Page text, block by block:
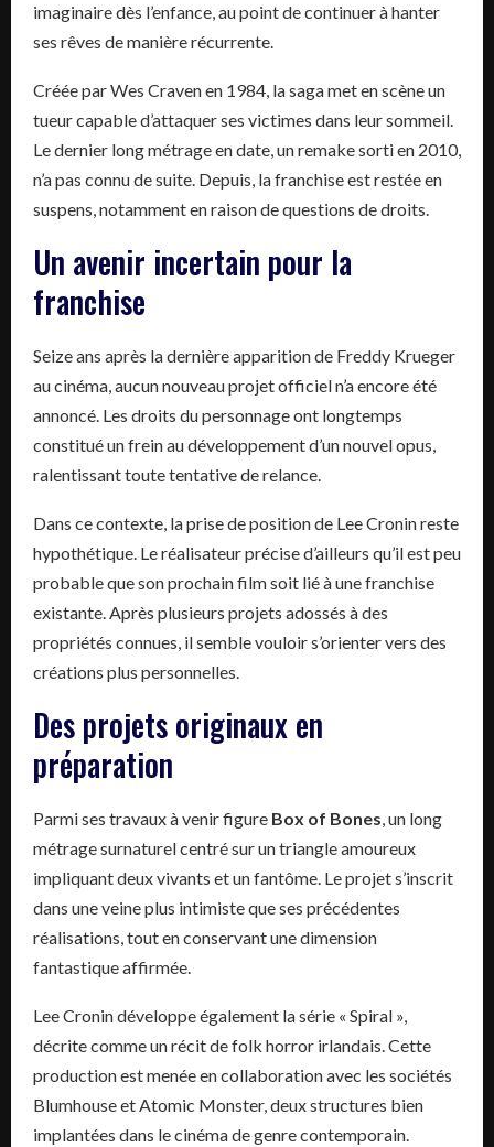
imaginaire dès l’enfance, au point de continuer à hanter
ses rêves de manière récurrente.
Créée par Wes Craven en 1984, la saga met en scène un
tueur capable d’attaquer ses victimes dans leur sommeil.
Le dernier long métrage en date, un remake sorti en 2010,
n’a pas connu de suite. Depuis, la franchise est restée en
suspens, notamment en raison de questions de droits.
Un avenir incertain pour la
franchise
Seize ans après la dernière apparition de Freddy Krueger
au cinéma, aucun nouveau projet officiel n’a encore été
annoncé. Les droits du personnage ont longtemps
constitué un frein au développement d’un nouvel opus,
ralentissant toute tentative de relance.
Dans ce contexte, la prise de position de Lee Cronin reste
hypothétique. Le réalisateur précise d’ailleurs qu’il est peu
probable que son prochain film soit lié à une franchise
existante. Après plusieurs projets adossés à des
propriétés connues, il semble vouloir s’orienter vers des
créations plus personnelles.
Des projets originaux en
préparation
Parmi ses travaux à venir figure Box of Bones, un long
métrage surnaturel centré sur un triangle amoureux
impliquant deux vivants et un fantôme. Le projet s’inscrit
dans une veine plus intimiste que ses précédentes
réalisations, tout en conservant une dimension
fantastique affirmée.
Lee Cronin développe également la série « Spiral »,
décrite comme un récit de folk horror irlandais. Cette
production est menée en collaboration avec les sociétés
Blumhouse et Atomic Monster, deux structures bien
implantées dans le cinéma de genre contemporain.